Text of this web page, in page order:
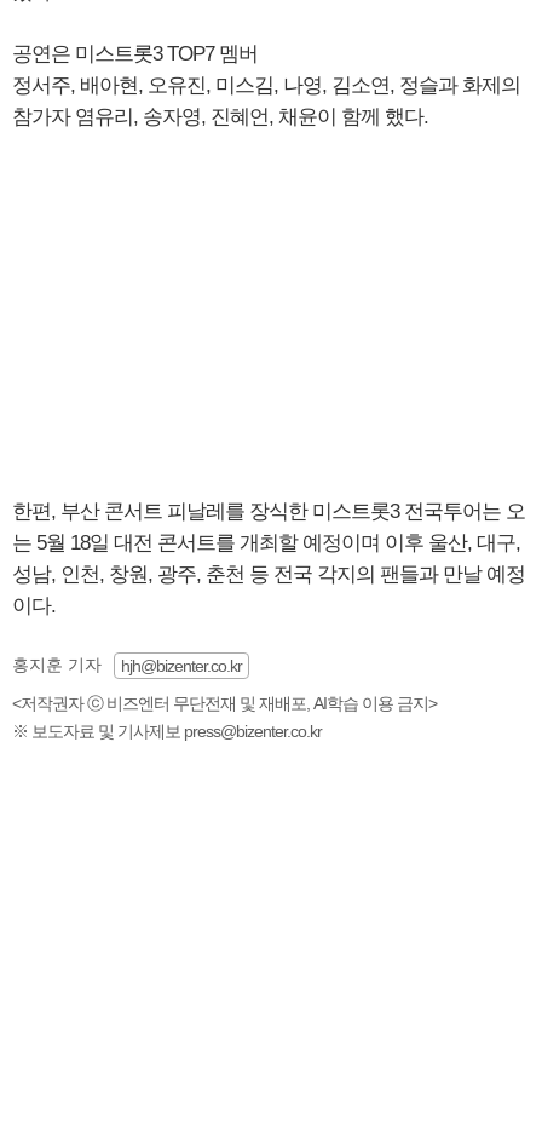
공연은 미스트롯3 TOP7 멤버
정서주, 배아현, 오유진, 미스김, 나영, 김소연, 정슬과 화제의
참가자 염유리, 송자영, 진혜언, 채윤이 함께 했다.
한편, 부산 콘서트 피날레를 장식한 미스트롯3 전국투어는 오
는 5월 18일 대전 콘서트를 개최할 예정이며 이후 울산, 대구,
성남, 인천, 창원, 광주, 춘천 등 전국 각지의 팬들과 만날 예정
이다.
홍지훈 기자
hjh@bizenter.co.kr
<저작권자 ⓒ 비즈엔터 무단전재 및 재배포, AI학습 이용 금지>
※ 보도자료 및 기사제보 press@bizenter.co.kr